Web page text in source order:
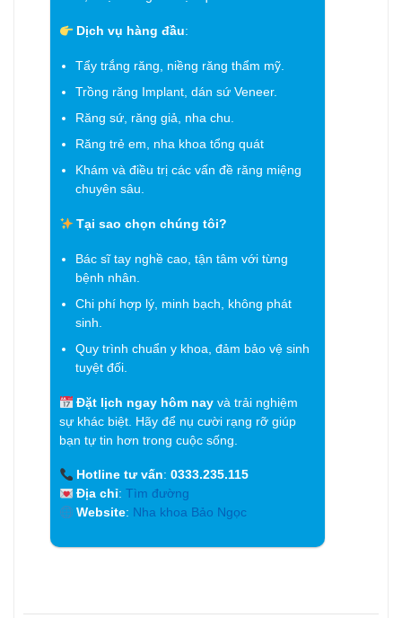
Dịch vụ hàng đầu:
Tẩy trắng răng, niềng răng thẩm mỹ.
Trồng răng Implant, dán sứ Veneer.
Răng sứ, răng giả, nha chu.
Răng trẻ em, nha khoa tổng quát
Khám và điều trị các vấn đề răng miệng
chuyên sâu.
Tại sao chọn chúng tôi?
Bác sĩ tay nghề cao, tận tâm với từng
bệnh nhân.
Chi phí hợp lý, minh bạch, không phát
sinh.
Quy trình chuẩn y khoa, đảm bảo vệ sinh
tuyệt đối.
Đặt lịch ngay hôm nay và trải nghiệm
sự khác biệt. Hãy để nụ cười rạng rỡ giúp
bạn tự tin hơn trong cuộc sống.
Hotline tư vấn:0333.235.115
Địa chỉ:Tìm đường
Website: Nha khoa Bảo Ngọc